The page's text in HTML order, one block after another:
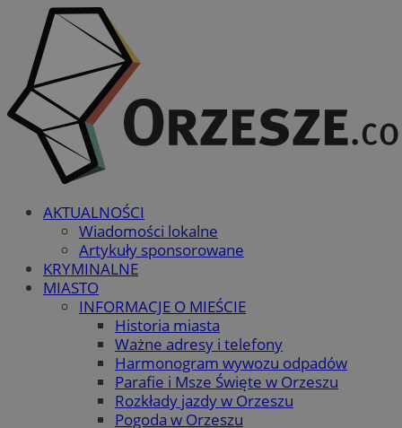
AKTUALNOŚCI
Wiadomości lokalne
Artykuły sponsorowane
KRYMINALNE
MIASTO
INFORMACJE O MIEŚCIE
Historia miasta
Ważne adresy i telefony
Harmonogram wywozu odpadów
Parafie i Msze Święte w Orzeszu
Rozkłady jazdy w Orzeszu
Pogoda w Orzeszu